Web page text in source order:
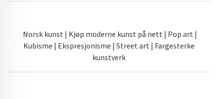
Norsk kunst | Kjøp moderne kunst på nett | Pop art |
Kubisme | Ekspresjonisme | Street art | Fargesterke
kunstverk